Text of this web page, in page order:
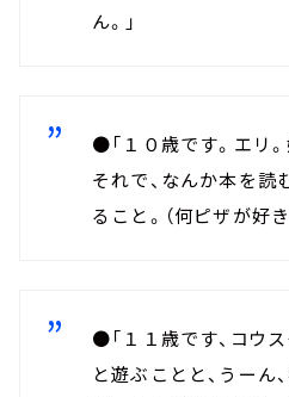
ん。」
●「１０歳です。エリ
それで、なんか本を読
ること。（何ピザが好
●「１１歳です、コウ
と遊ぶことと、うーん